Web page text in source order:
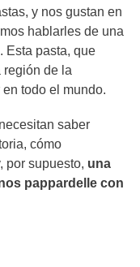
y nos gustan en
hablarles de una
. Esta pasta, que
región de la
todo el mundo.
saber
cómo
por supuesto, una
pappardelle con